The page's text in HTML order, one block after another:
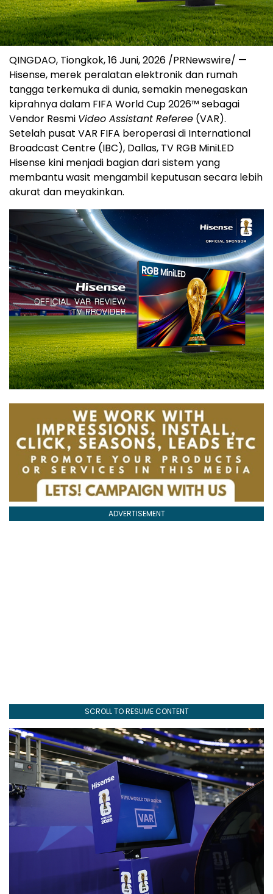
QINGDAO, Tiongkok,16 Juni, 2026 /PRNewswire/ —
Hisense, merek peralatan elektronik dan rumah
tangga terkemuka di dunia, semakin menegaskan
kiprahnya dalam FIFA World Cup 2026™ sebagai
Vendor Resmi Video Assistant Referee (VAR).
Setelah pusat VAR FIFA beroperasi di International
Broadcast Centre (IBC), Dallas, TV RGB MiniLED
Hisense kini menjadi bagian dari sistem yang
membantu wasit mengambil keputusan secara lebih
akurat dan meyakinkan.
ADVERTISEMENT
SCROLL TO RESUME CONTENT